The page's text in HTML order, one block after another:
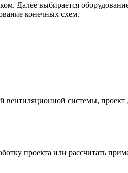
Далее выбирается
конечных схем.
вентиляционной системы,
проекта или рассчитать